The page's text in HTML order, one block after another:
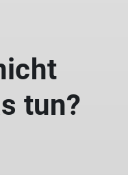
tun?